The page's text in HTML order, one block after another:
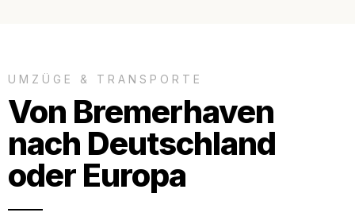
UMZÜGE & TRANSPORTE
Von Bremerhaven
nach Deutschland
oder Europa